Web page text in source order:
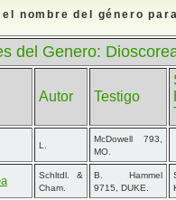
el nombre del género
del Genero:
Autor Testigo
L.
McDowell 793,
MO.
Schltdl. &
Cham.
B. Hammel
9715, DUKE.